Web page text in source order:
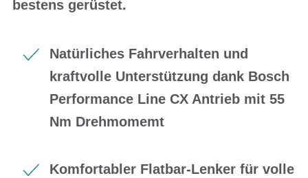
bestens gerüstet.
Natürliches Fahrverhalten und
kraftvolle Unterstützung dank Bosch
Performance Line CX Antrieb mit 55
Nm Drehmomemt
Komfortabler Flatbar-Lenker für volle